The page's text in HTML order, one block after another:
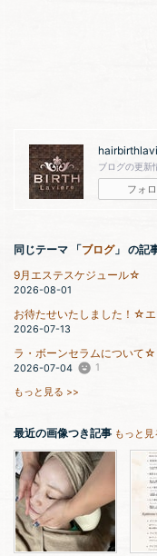
ブログの更新
フォ
同じテーマ 「ブログ」 の記
9月エステスケジュール☆
2026-08-01
お待たせいたしました！☆
2026-07-13
ラ・ボーンセラムについて☆
2026-07-04 1
もっと見る >>
最近の画像つき記事 もっと